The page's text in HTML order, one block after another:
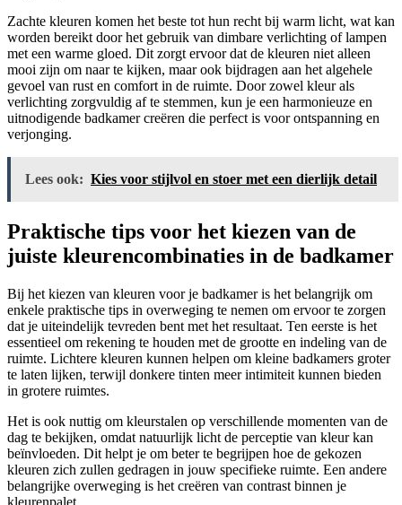
Zachte kleuren komen het beste tot hun recht bij warm licht, wat kan
worden bereikt door het gebruik van dimbare verlichting of lampen
met een warme gloed. Dit zorgt ervoor dat de kleuren niet alleen
mooi zijn om naar te kijken, maar ook bijdragen aan het algehele
gevoel van rust en comfort in de ruimte. Door zowel kleur als
verlichting zorgvuldig af te stemmen, kun je een harmonieuze en
uitnodigende badkamer creëren die perfect is voor ontspanning en
verjonging.
Lees ook: Kies voor stijlvol en stoer met een dierlijk detail
Praktische tips voor het kiezen van de
juiste kleurencombinaties in de badkamer
Bij het kiezen van kleuren voor je badkamer is het belangrijk om
enkele praktische tips in overweging te nemen om ervoor te zorgen
dat je uiteindelijk tevreden bent met het resultaat. Ten eerste is het
essentieel om rekening te houden met de grootte en indeling van de
ruimte. Lichtere kleuren kunnen helpen om kleine badkamers groter
te laten lijken, terwijl donkere tinten meer intimiteit kunnen bieden
in grotere ruimtes.
Het is ook nuttig om kleurstalen op verschillende momenten van de
dag te bekijken, omdat natuurlijk licht de perceptie van kleur kan
beïnvloeden. Dit helpt je om beter te begrijpen hoe de gekozen
kleuren zich zullen gedragen in jouw specifieke ruimte. Een andere
belangrijke overweging is het creëren van contrast binnen je
kleurenpalet.